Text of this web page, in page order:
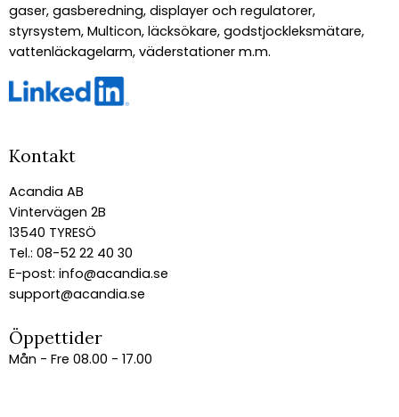
gaser, gasberedning, displayer och regulatorer,
styrsystem, Multicon, läcksökare, godstjockleksmätare,
vattenläckagelarm, väderstationer m.m.
Kontakt
Acandia AB
Vintervägen 2B
13540 TYRESÖ
Tel.: 08-52 22 40 30
E-post: info@acandia.se
support@acandia.se
Öppettider
Mån - Fre 08.00 - 17.00